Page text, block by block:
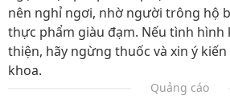
nên nghỉ ngơi, nhờ người trông hộ
thực phẩm giàu đạm. Nếu tình hình
thiện, hãy ngừng thuốc và xin ý kiến
khoa.
Quảng cáo